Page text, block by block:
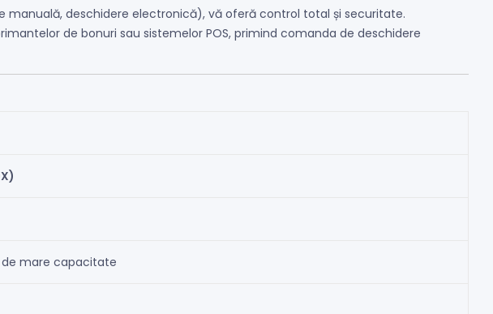
manuală, deschidere electronică), vă oferă control total și securitate.
de bonuri sau sistemelor POS, primind comanda de deschidere
de mare capacitate